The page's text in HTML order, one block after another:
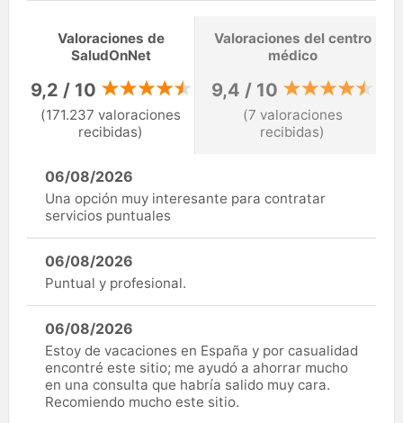
Valoraciones de
SaludOnNet
9,2 / 10
(171.237 valoraciones
recibidas)
Valoraciones del centro
médico
9,4 / 10
(7 valoraciones
recibidas)
06/08/2026
Una opción muy interesante para contratar
servicios puntuales
06/08/2026
Puntual y profesional.
06/08/2026
Estoy de vacaciones en España y por casualidad
encontré este sitio; me ayudó a ahorrar mucho
en una consulta que habría salido muy cara.
Recomiendo mucho este sitio.